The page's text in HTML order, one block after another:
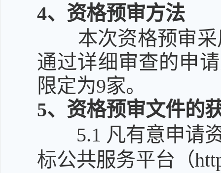
4、资格预审方法
本次资格预审
通过详细审查的申
限定为9家。
5、资格预审文件的
5.1 凡有意申请
标公共服务平台（